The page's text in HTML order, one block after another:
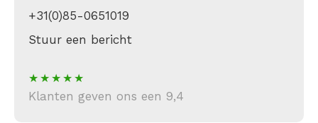
+31(0)85-0651019
Stuur een bericht
Klanten geven ons een 9,4